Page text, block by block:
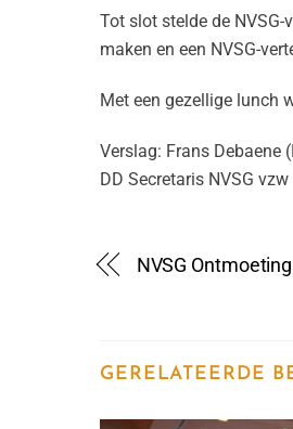
Tot slot stelde de
maken en een NVSG-
Met een gezellige lunch
Verslag: Frans Debaene
DD Secretaris NVSG vzw
NVSG
GERELATEERDE